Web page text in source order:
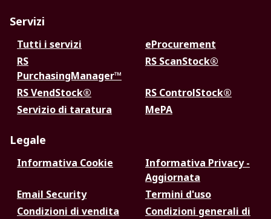
Servizi
Tutti i servizi
eProcurement
RS
PurchasingManager™
RS ScanStock®
RS VendStock®
RS ControlStock®
Servizio di taratura
MePA
Legale
Informativa Cookie
Informativa Privacy -
Aggiornata
Email Security
Termini d'uso
Condizioni di vendita
Condizioni generali di